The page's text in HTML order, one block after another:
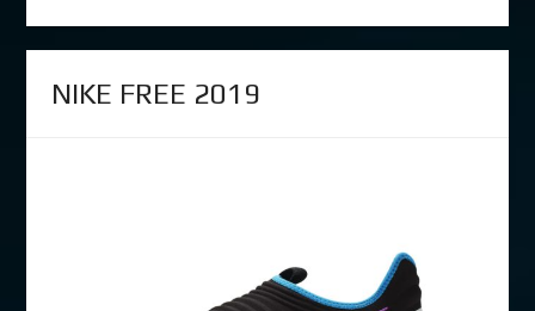
NIKE FREE 2019